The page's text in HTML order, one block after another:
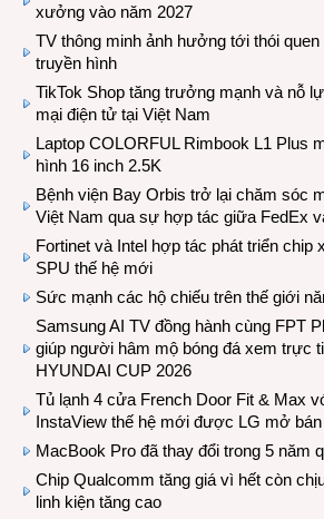
xưởng vào năm 2027
TV thông minh ảnh hưởng tới thói
truyền hình
TikTok Shop tăng trưởng mạnh và nỗ
mại điện tử tại Việt Nam
Laptop COLORFUL Rimbook L1 Plus
hình 16 inch 2.5K
Bệnh viện Bay Orbis trở lại chăm sóc
Việt Nam qua sự hợp tác giữa FedEx
Fortinet và Intel hợp tác phát triển chip
SPU thế hệ mới
Sức mạnh các hộ chiếu trên thế giới
Samsung AI TV đồng hành cùng FPT
giúp người hâm mộ bóng đá xem trực
HYUNDAI CUP 2026
Tủ lạnh 4 cửa French Door Fit & Max
InstaView thế hệ mới được LG mở bán
MacBook Pro đã thay đổi trong 5 năm
Chip Qualcomm tăng giá vì hết còn
linh kiện tăng cao